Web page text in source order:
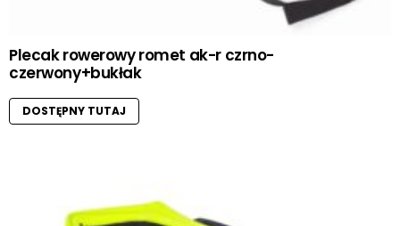
Plecak rowerowy romet ak-r czrno-
czerwony+bukłak
DOSTĘPNY TUTAJ